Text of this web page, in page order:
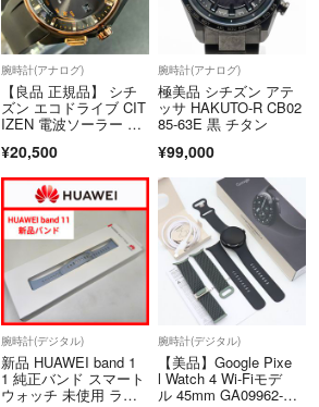
腕時計(アナログ)
【良品 正規品】 シチ
ズン エコドライブ CIT
IZEN 電波ソーラー メ
ス ゴールド 【2607Ss
19】
¥20,500
腕時計(アナログ)
極美品 シチズン アテ
ッサ HAKUTO-R CB02
85-63E 黒 チタン
¥99,000
腕時計(デジタル)
新品 HUAWEI band 1
1 純正バンド スマート
ウォッチ 未使用 ラバ
腕時計(デジタル)
【美品】Google Pixe
l Watch 4 Wi-Fiモデ
ル 45mm GA09962-U